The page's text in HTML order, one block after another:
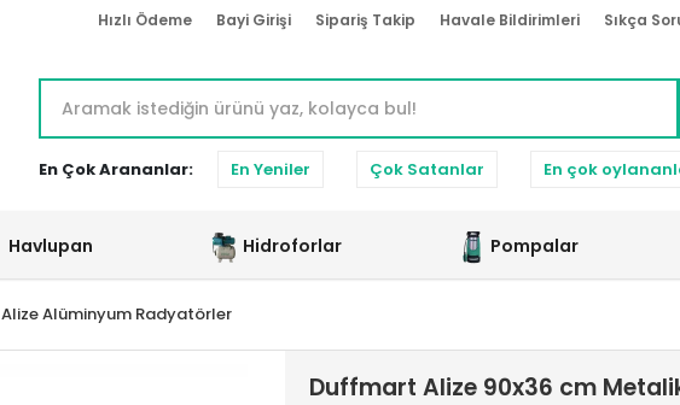
Hızlı Ödeme Bayi Girişi Sipariş Takip Havale Bildirimleri Sıkça
En Çok Arananlar: En Yeniler Çok Satanlar En çok
Havlupan Hidroforlar Pompalar
Alize Alüminyum Radyatörler
Duffmart Alize 90x36 cm